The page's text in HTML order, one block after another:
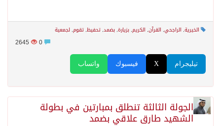
الخيرية, الراجحي, القرآن, الكريم, بزيارة, بضمد, تحفيظ, تقوم, لجمعية
2645
واتساب فيسبوك X تيليجرام
الجولة الثالثة تنطلق بمبارتين في بطولة
الشهيد طارق علاقي بضمد